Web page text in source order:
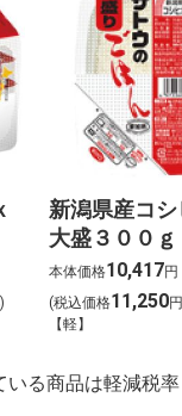
新潟県産コシ
大盛３００
web用】
本体価格10,417円
(税込価格11,250
【軽】
いる商品は軽減税